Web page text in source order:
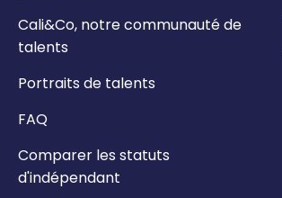
Cali&Co, notre communauté de
talents
Portraits de talents
FAQ
Comparer les statuts
d'indépendant